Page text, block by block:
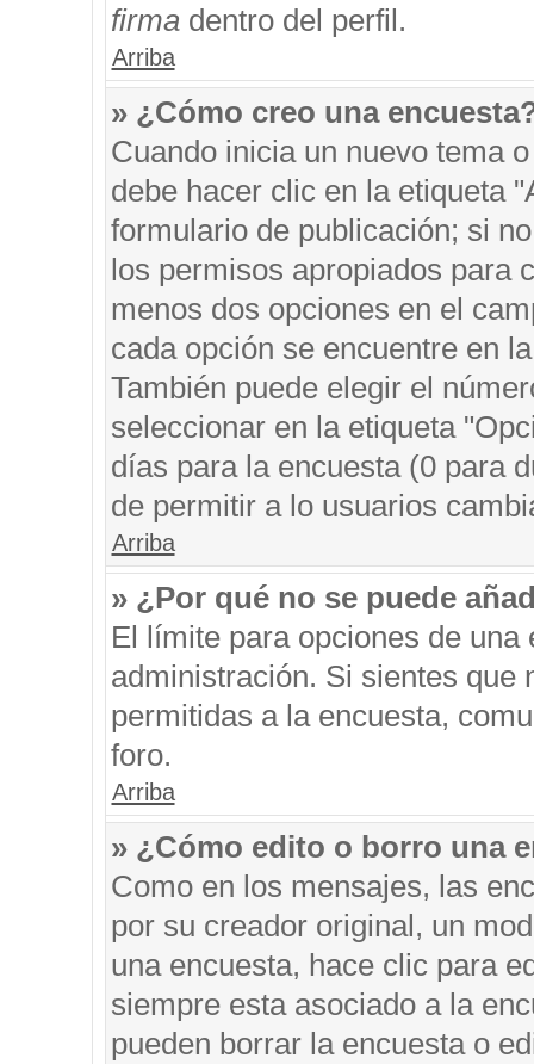
firmadentro del perfil.
Arriba
» ¿Cómo creo una
Cuando inicia un nuevo tema
debe hacer clic en la etiqueta
formulario de publicación; si
los permisos apropiados para
menos dos opciones en el
cada opción se encuentre en
También puede elegir el
seleccionar en la etiqueta
días para la encuesta (0 para
de permitir a lo usuarios
Arriba
» ¿Por qué no se puede
El límite para opciones de una
administración. Si sientes que
permitidas a la encuesta,
foro.
Arriba
» ¿Cómo edito o borro una
Como en los mensajes, las
por su creador original, un
una encuesta, hace clic para
siempre esta asociado a la
pueden borrar la encuesta o